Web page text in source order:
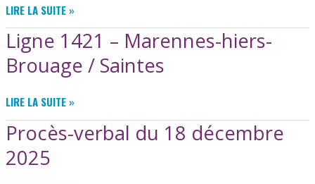
LIGNE
1403
CORME
ROYAL
SAUJON
LIRE LA SUITE »
Ligne 1421 – Marennes-hiers-
Brouage / Saintes
LIGNE
1421
–
MARENNES-
HIERS-
LIRE LA SUITE »
Procès-verbal du 18 décembre
2025